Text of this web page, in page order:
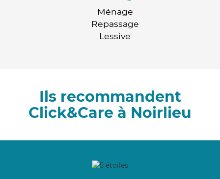
Ménage
Repassage
Lessive
Ils recommandent
Click&Care à Noirlieu